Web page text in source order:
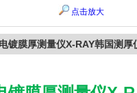
点击放大
电镀膜厚测量仪X-RAY韩国测厚